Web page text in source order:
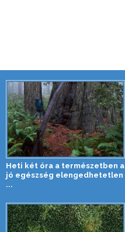
Heti két óra a természetben a
jó egészség elengedhetetlen
...